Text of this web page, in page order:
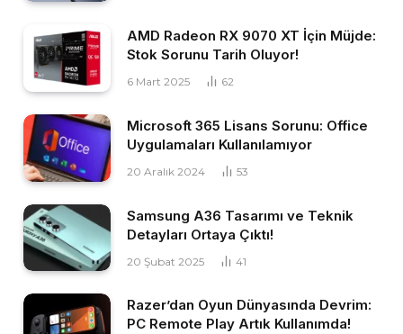
AMD Radeon RX 9070 XT İçin Müjde:
Stok Sorunu Tarih Oluyor!
6 Mart 2025 62
Microsoft 365 Lisans Sorunu: Office
Uygulamaları Kullanılamıyor
20 Aralık 2024 53
Samsung A36 Tasarımı ve Teknik
Detayları Ortaya Çıktı!
20 Şubat 2025 41
Razer’dan Oyun Dünyasında Devrim:
PC Remote Play Artık Kullanımda!